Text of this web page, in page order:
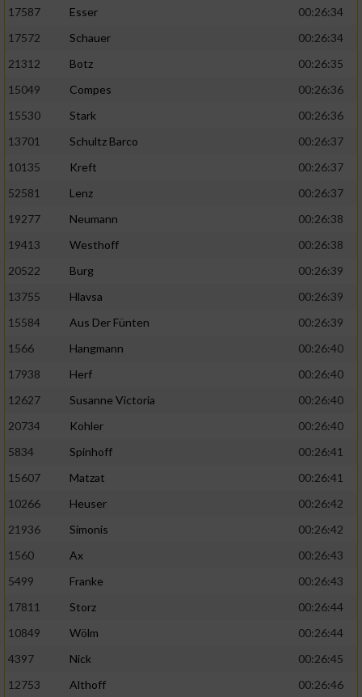
17587 Esser
00:26:34
17572
Schauer
00:26:34
21312
Botz
00:26:35
15049
Compes
00:26:36
15530
Stark
00:26:36
13701
Schultz Barco
00:26:37
10135
Kreft
00:26:37
52581
Lenz
00:26:37
19277
Neumann
00:26:38
19413
Westhoff
00:26:38
20522
Burg
00:26:39
13755
Hlavsa
00:26:39
15584
Aus Der Fünten
00:26:39
1566
Hangmann
00:26:40
17938
Herf
00:26:40
12627
Susanne Victoria
00:26:40
20734
Kohler
00:26:40
5834
Spinhoff
00:26:41
15607
Matzat
00:26:41
10266
Heuser
00:26:42
21936
Simonis
00:26:42
1560
Ax
00:26:43
5499
Franke
00:26:43
17811
Storz
00:26:44
10849
Wölm
00:26:44
4397
Nick
00:26:45
12753
Althoff
00:26:46